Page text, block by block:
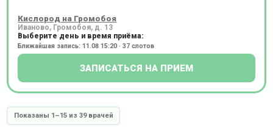
Кислород на Громобоя
Иваново, Громобоя, д. 13
Выберите день и время приёма:
Ближайшая запись: 11.08 15:20 · 37 слотов
ЗАПИСАТЬСЯ НА ПРИЕМ
Показаны 1–15 из 39 врачей